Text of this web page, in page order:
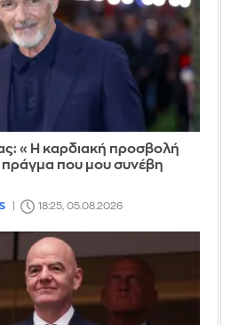
«Η καρδιακή προσβολή
πράγμα που μου συνέβη
18:25, 05.08.2026